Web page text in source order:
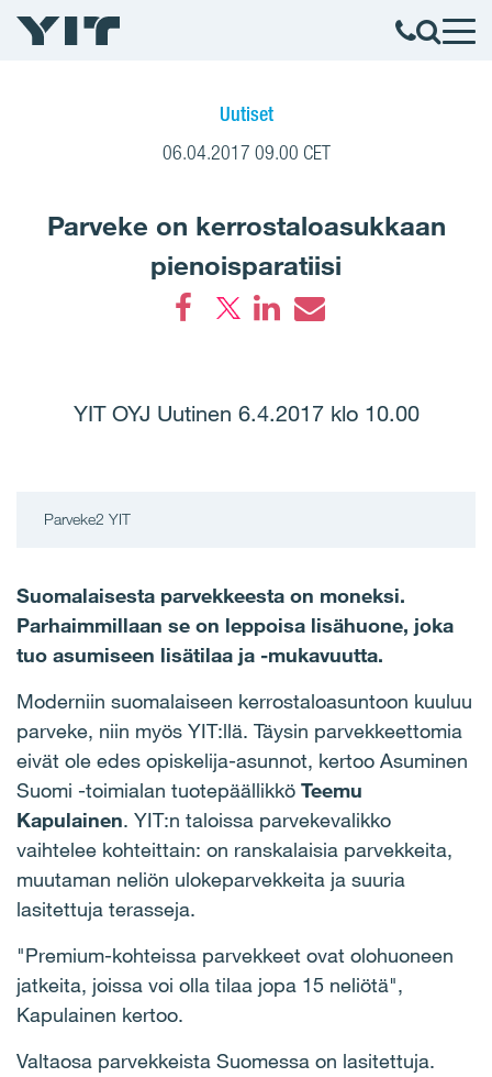
Uutiset
06.04.2017 09.00 CET
Parveke on kerrostaloasukkaan
pienoisparatiisi
YIT OYJ Uutinen 6.4.2017 klo 10.00
Parveke2 YIT
Suomalaisesta parvekkeesta on moneksi.
Parhaimmillaan se on leppoisa lisähuone, joka
tuo asumiseen lisätilaa ja -mukavuutta.
Moderniin suomalaiseen kerrostaloasuntoon kuuluu
parveke, niin myös YIT:llä. Täysin parvekkeettomia
eivät ole edes opiskelija-asunnot, kertoo Asuminen
Suomi -toimialan tuotepäällikkö Teemu
Kapulainen. YIT:n taloissa parvekevalikko
vaihtelee kohteittain: on ranskalaisia parvekkeita,
muutaman neliön ulokeparvekkeita ja suuria
lasitettuja terasseja.
"Premium-kohteissa parvekkeet ovat olohuoneen
jatkeita, joissa voi olla tilaa jopa 15 neliötä",
Kapulainen kertoo.
Valtaosa parvekkeista Suomessa on lasitettuja.